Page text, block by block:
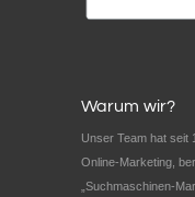
Warum wir?
Unser Team hat seit
Online-Marketing,
„Suchmaschinen-